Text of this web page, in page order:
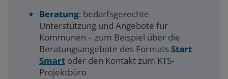
Beratung: bedarfsgerechte
Unterstützung und Angebote für
Kommunen – zum Beispiel über die
Beratungsangebote des FormatsStart
Smartoder den Kontakt zum KTS-
Projektbüro